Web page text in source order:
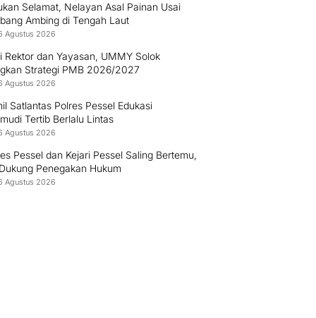
Selamat, Nelayan Asal Painan Usai
Ambing di Tengah Laut
Agustus 2026
Rektor dan Yayasan, UMMY Solok
Strategi PMB 2026/2027
Agustus 2026
Satlantas Polres Pessel Edukasi
Tertib Berlalu Lintas
Agustus 2026
Pessel dan Kejari Pessel Saling Bertemu,
Penegakan Hukum
Agustus 2026